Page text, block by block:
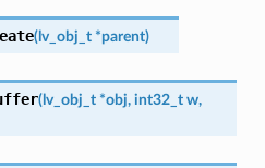
(lv_obj_t *parent)
(lv_obj_t *obj, int32_t w,